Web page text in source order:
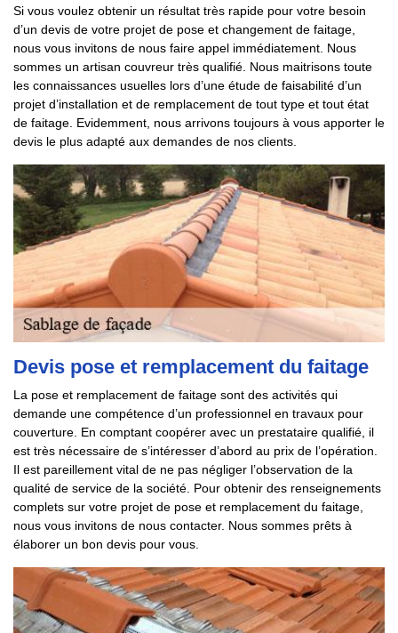
Si vous voulez obtenir un résultat très rapide pour votre besoin
d’un devis de votre projet de pose et changement de faitage,
nous vous invitons de nous faire appel immédiatement. Nous
sommes un artisan couvreur très qualifié. Nous maitrisons toute
les connaissances usuelles lors d’une étude de faisabilité d’un
projet d’installation et de remplacement de tout type et tout état
de faitage. Evidemment, nous arrivons toujours à vous apporter le
devis le plus adapté aux demandes de nos clients.
Devis pose et remplacement du faitage
La pose et remplacement de faitage sont des activités qui
demande une compétence d’un professionnel en travaux pour
couverture. En comptant coopérer avec un prestataire qualifié, il
est très nécessaire de s’intéresser d’abord au prix de l’opération.
Il est pareillement vital de ne pas négliger l’observation de la
qualité de service de la société. Pour obtenir des renseignements
complets sur votre projet de pose et remplacement du faitage,
nous vous invitons de nous contacter. Nous sommes prêts à
élaborer un bon devis pour vous.